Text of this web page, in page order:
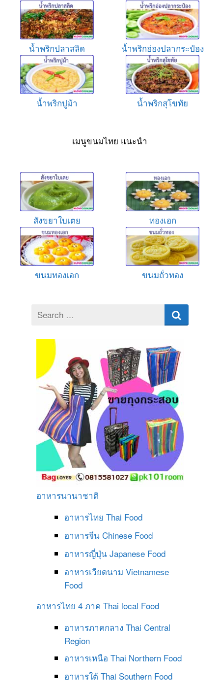
น้ำพริกปลาสลิด น้ำพริกอ่องปลากระป๋อง
น้ำพริกปูม้า น้ำพริกสุโขทัย
เมนูขนมไทย แนะนำ
สังขยาใบเตย ทองเอก
ขนมทองเอก ขนมถั่วทอง
Search
for
อาหารนานาชาติ
อาหารไทย Thai Food
อาหารจีน Chinese Food
อาหารญี่ปุ่น Japanese Food
อาหารเวียดนาม Vietnamese
Food
อาหารไทย 4 ภาค Thai local Food
อาหารภาคกลาง Thai Central
Region
อาหารเหนือ Thai Northern Food
อาหารใต้ Thai Southern Food